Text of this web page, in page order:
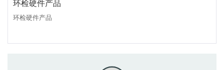
环检硬件产品
环检硬件产品